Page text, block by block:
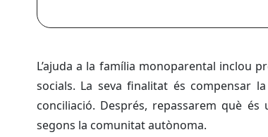
L’ajuda a la família monoparental inclou
socials. La seva finalitat és compensar
conciliació. Després, repassarem què
segons la comunitat autònoma.